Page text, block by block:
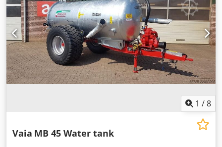
1 /8
Vaia MB 45 Water tank